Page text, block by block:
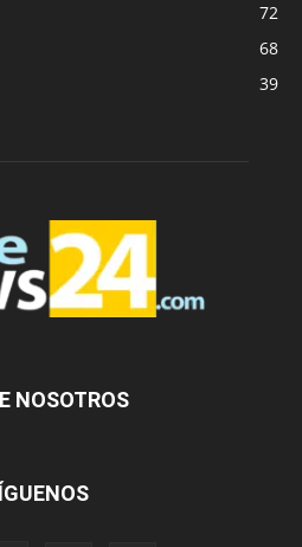
72
68
39
NOSOTROS